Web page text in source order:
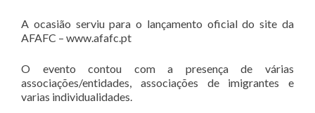
A ocasião serviu para o lançamento oficial do site da
AFAFC – www.afafc.pt
O evento contou com a presença de várias
associações/entidades, associações de imigrantes e
varias individualidades.